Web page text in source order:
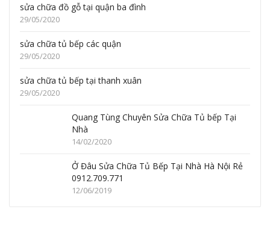
sửa chữa đồ gỗ tại quận ba đình
29/05/2020
sửa chữa tủ bếp các quận
29/05/2020
sửa chữa tủ bếp tại thanh xuân
29/05/2020
Quang Tùng Chuyên Sửa Chữa Tủ bếp Tại
Nhà
14/02/2020
Ở Đâu Sửa Chữa Tủ Bếp Tại Nhà Hà Nội Rẻ
0912.709.771
12/06/2019